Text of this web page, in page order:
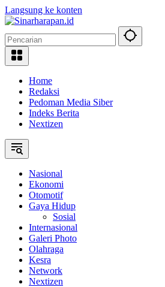
Langsung ke konten
Home
Redaksi
Pedoman Media Siber
Indeks Berita
Nextizen
Nasional
Ekonomi
Otomotif
Gaya Hidup
Sosial
Internasional
Galeri Photo
Olahraga
Kesra
Network
Nextizen